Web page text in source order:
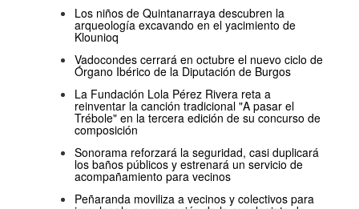
Los niños de Quintanarraya descubren la
arqueología excavando en el yacimiento de
Klounioq
Vadocondes cerrará en octubre el nuevo ciclo de
Órgano Ibérico de la Diputación de Burgos
La Fundación Lola Pérez Rivera reta a
reinventar la canción tradicional "A pasar el
Trébole" en la tercera edición de su concurso de
composición
Sonorama reforzará la seguridad, casi duplicará
los baños públicos y estrenará un servicio de
acompañamiento para vecinos
Peñaranda moviliza a vecinos y colectivos para